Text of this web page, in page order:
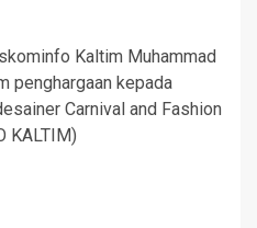
Kaltim Muhammad
penghargaan kepada
Carnival and Fashion
KALTIM)